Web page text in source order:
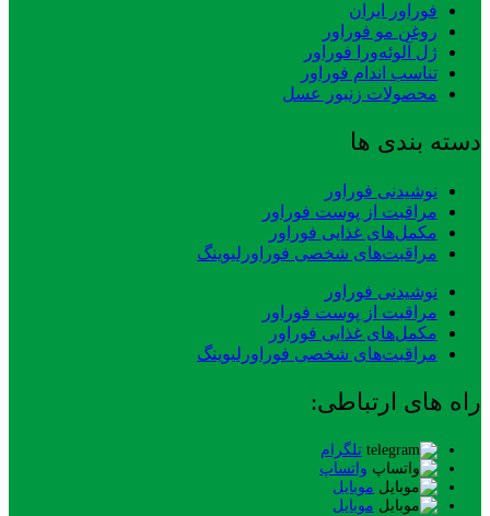
فوراور ایران
روغن مو فوراور
ژل آلوئه‌ورا فوراور
تناسب اندام فوراور
محصولات زنبور عسل
دسته بندی ها
نوشیدنی فوراور
مراقبت از پوست فوراور
مکمل‌های غذایی فوراور
مراقبت‌های شخصی فوراورلیوینگ
نوشیدنی فوراور
مراقبت از پوست فوراور
مکمل‌های غذایی فوراور
مراقبت‌های شخصی فوراورلیوینگ
راه های ارتباطی:
تلگرام
واتساپ
موبایل
موبایل